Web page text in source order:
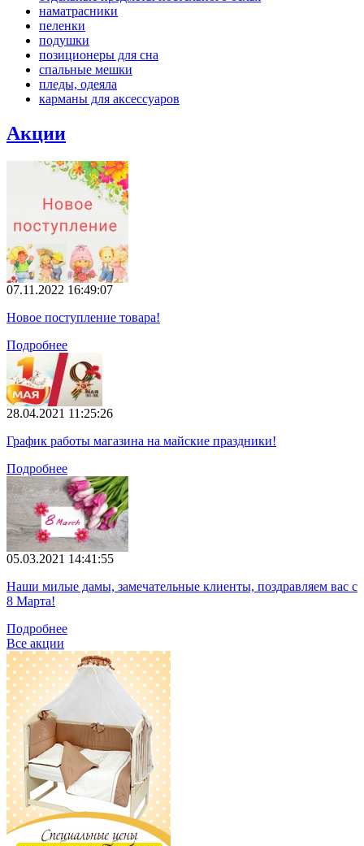
наматрасники
пеленки
подушки
позиционеры для сна
спальные мешки
пледы, одеяла
карманы для аксеcсуаров
Акции
07.11.2022 16:49:07
Новое поступление товара!
Подробнее
28.04.2021 11:25:26
График работы магазина на майские праздники!
Подробнее
05.03.2021 14:41:55
Наши милые дамы, замечательные клиенты, поздравляем вас с
8 Марта!
Подробнее
Все акции